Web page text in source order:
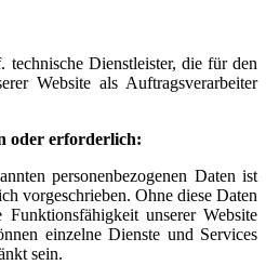
Dienstleister, die für den
Website als Auftragsverarbeiter
oder erforderlich:
personenbezogenen Daten ist
vorgeschrieben. Ohne diese Daten
unserer Website
einzelne Dienste und Services
sein.